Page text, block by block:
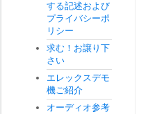
する記述および
プライバシーポ
リシー
求む！お譲り下
さい
エレックスデモ
機ご紹介
オーディオ参考